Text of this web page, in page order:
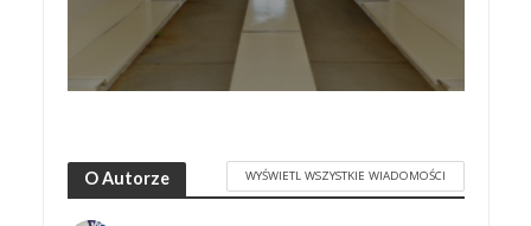
O Autorze WYŚWIETL WSZYSTKIE WIADOMOŚCI